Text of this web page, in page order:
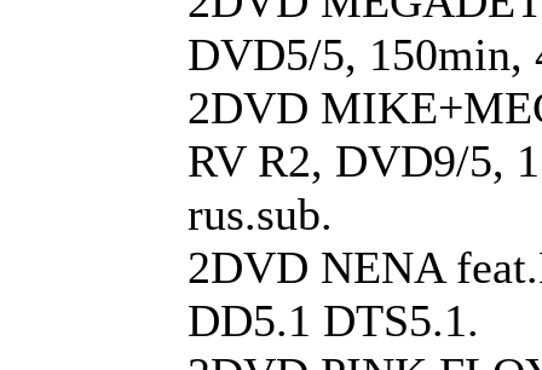
DVD5/5, 150min,
2DVD
RV R2, DVD9/5,
rus.sub.
2DVD NENA
DD5.1 DTS5.1.